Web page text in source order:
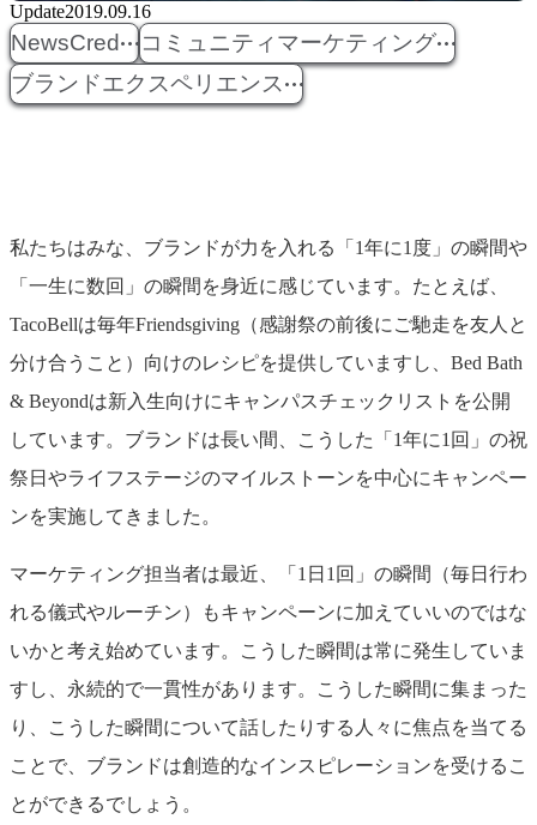
Update2019.09.16
NewsCred
コミュニティマーケティング
ブランドエクスペリエンス
私たちはみな、ブランドが力を入れる「1年に1度」の瞬間や
「一生に数回」の瞬間を身近に感じています。たとえば、
TacoBellは毎年Friendsgiving（感謝祭の前後にご馳走を友人と
分け合うこと）向けのレシピを提供していますし、Bed Bath
& Beyondは新入生向けにキャンパスチェックリストを公開
しています。ブランドは長い間、こうした「1年に1回」の祝
祭日やライフステージのマイルストーンを中心にキャンペー
ンを実施してきました。
マーケティング担当者は最近、「1日1回」の瞬間（毎日行わ
れる儀式やルーチン）もキャンペーンに加えていいのではな
いかと考え始めています。こうした瞬間は常に発生していま
すし、永続的で一貫性があります。こうした瞬間に集まった
り、こうした瞬間について話したりする人々に焦点を当てる
ことで、ブランドは創造的なインスピレーションを受けるこ
とができるでしょう。